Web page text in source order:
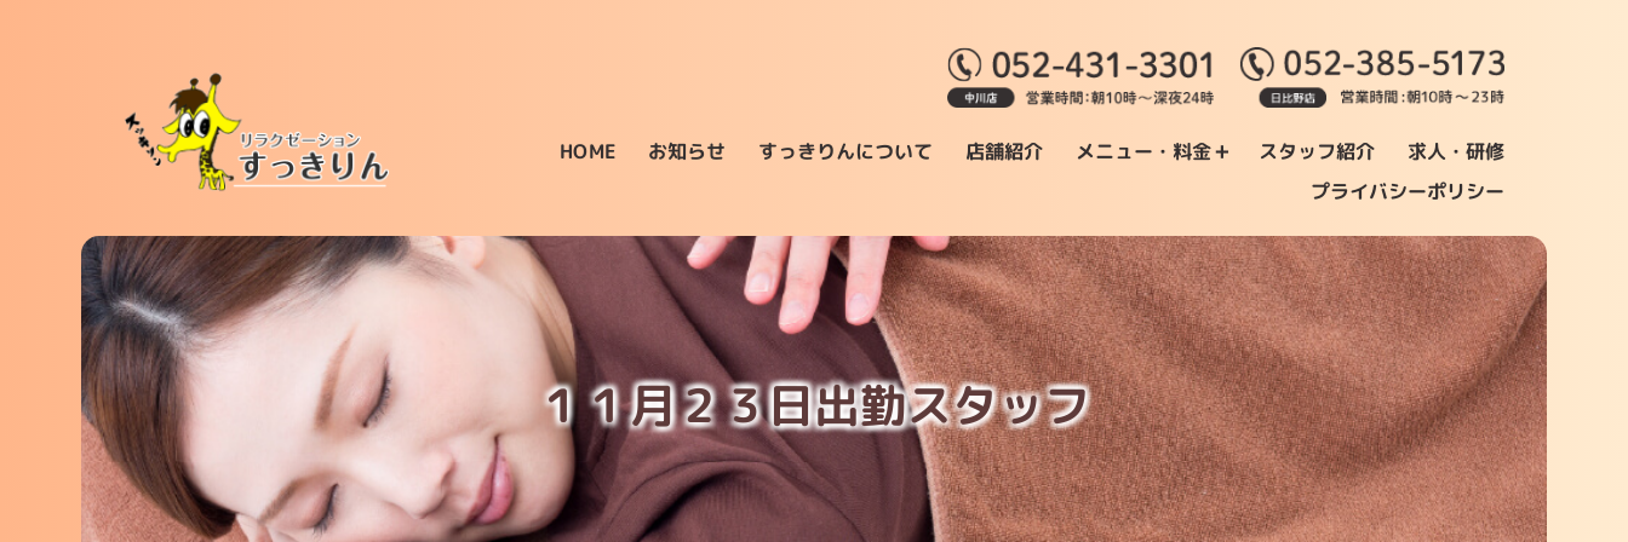
HOME お知らせ すっきりんについて 店舗紹介 メニュー・料金+ スタッフ紹介 求人・研修
プライバシーポリシー
１１月２３日出勤スタッフ